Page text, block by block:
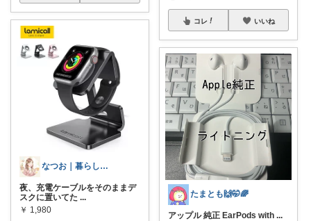
なつお｜暮らしが整う日用品選び
夜、充電ケーブルをそのままデ
スクに置いてた ...
￥ 1,980
コレ いいね
たまとも🙌🤭🌈
アップル 純正 EarPods with ...